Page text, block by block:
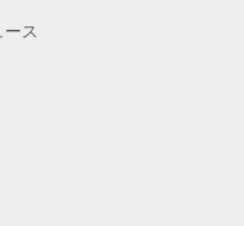
ス